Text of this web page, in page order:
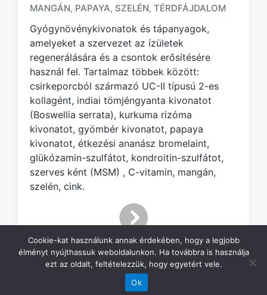
g
e
d
w
i
h
MANGÁN, PAPAYA, SZELÉN, TÉRDFÁJDALOM
Gyógynövénykivonatok és tápanyagok,
amelyeket a szervezet az ízületek
regenerálására és a csontok erősítésére
használ fel. Tartalmaz többek között:
csirkeporcból származó UC-II típusú 2-es
kollagént, indiai tömjéngyanta kivonatot
(Boswellia serrata), kurkuma rizóma
kivonatot, gyömbér kivonatot, papaya
kivonatot, étkezési ananász bromelaint,
glükózamin-szulfátot, kondroitin-szulfátot,
szerves ként (MSM) , C-vitamin, mangán,
szelén, cink.
Cookie-kat használunk annak érdekében, hogy a legjobb
élményt nyújthassuk weboldalunkon. Ha továbbra is használja
ezt az oldalt, feltételezzük, hogy egyetért vele.
Ok